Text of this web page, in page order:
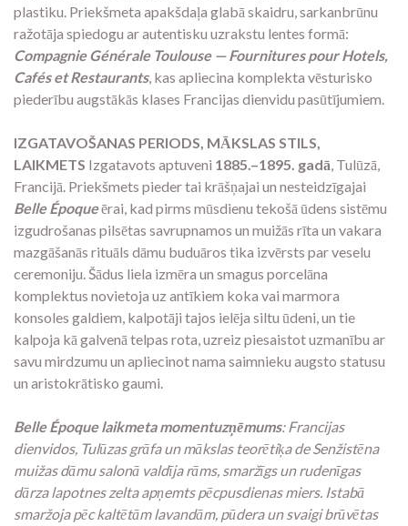
plastiku. Priekšmeta apakšdaļa glabā skaidru,sarkanbrūnu
ražotāja spiedogu ar autentisku uzrakstu lentes formā:
Compagnie Générale Toulouse — Fournitures pour Hotels,
Cafés et Restaurants, kas apliecina komplekta vēsturisko
piederību augstākās klases Francijas dienvidu pasūtījumiem.
IZGATAVOŠANAS PERIODS, MĀKSLAS STILS,
LAIKMETS Izgatavots aptuveni 1885.–1895. gadā, Tulūzā,
Francijā. Priekšmets pieder tai krāšņajai un nesteidzīgajai
Belle Époqueērai, kad pirms mūsdienu tekošā ūdens sistēmu
izgudrošanas pilsētas savrupnamos un muižās rīta un vakara
mazgāšanās rituāls dāmu buduāros tika izvērsts par veselu
ceremoniju.Šādus liela izmēra un smagus porcelāna
komplektus novietoja uz antīkiem koka vai marmora
konsoles galdiem, kalpotāji tajos ielēja siltu ūdeni,un tie
kalpoja kā galvenā telpas rota,uzreiz piesaistot uzmanību ar
savu mirdzumu un apliecinot nama saimnieku augsto statusu
un aristokrātisko gaumi.
Belle Époque laikmeta momentuzņēmums: Francijas
dienvidos, Tulūzas grāfa un mākslas teorētiķa de Senžistēna
muižas dāmu salonā valdīja rāms, smaržīgs un rudenīgas
dārza lapotnes zelta apņemts pēcpusdienas miers. Istabā
smaržoja pēc kaltētām lavandām, pūdera un svaigi brūvētas